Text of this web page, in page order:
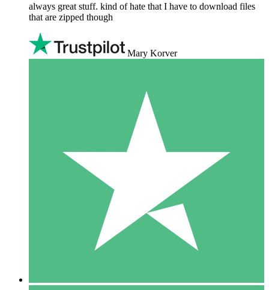
always great stuff. kind of hate that I have to download files
that are zipped though
Mary Korver